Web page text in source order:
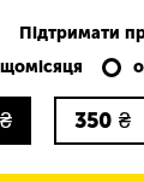
Підтримати
щомісяця
₴ 350 ₴